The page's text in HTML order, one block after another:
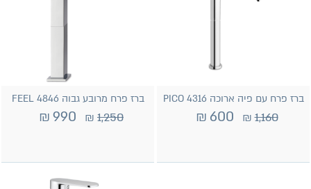
ברז פרח עם פיה ארוכה PICO 4316
1,160
₪
600
₪
ברז פרח מרובע גבוה 4846 FEEL
1,250
₪
990
₪